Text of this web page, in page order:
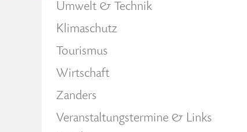
Umwelt & Technik
Klimaschutz
Tourismus
Wirtschaft
Zanders
Veranstaltungstermine & Links